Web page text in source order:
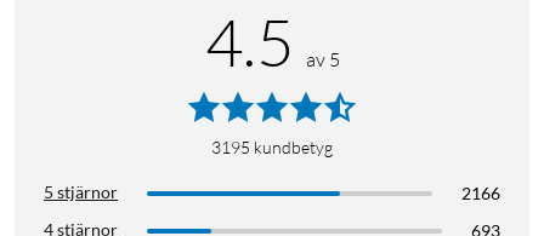
4.5 av 5
3195 kundbetyg
5 stjärnor
2166
4 stjärnor
693